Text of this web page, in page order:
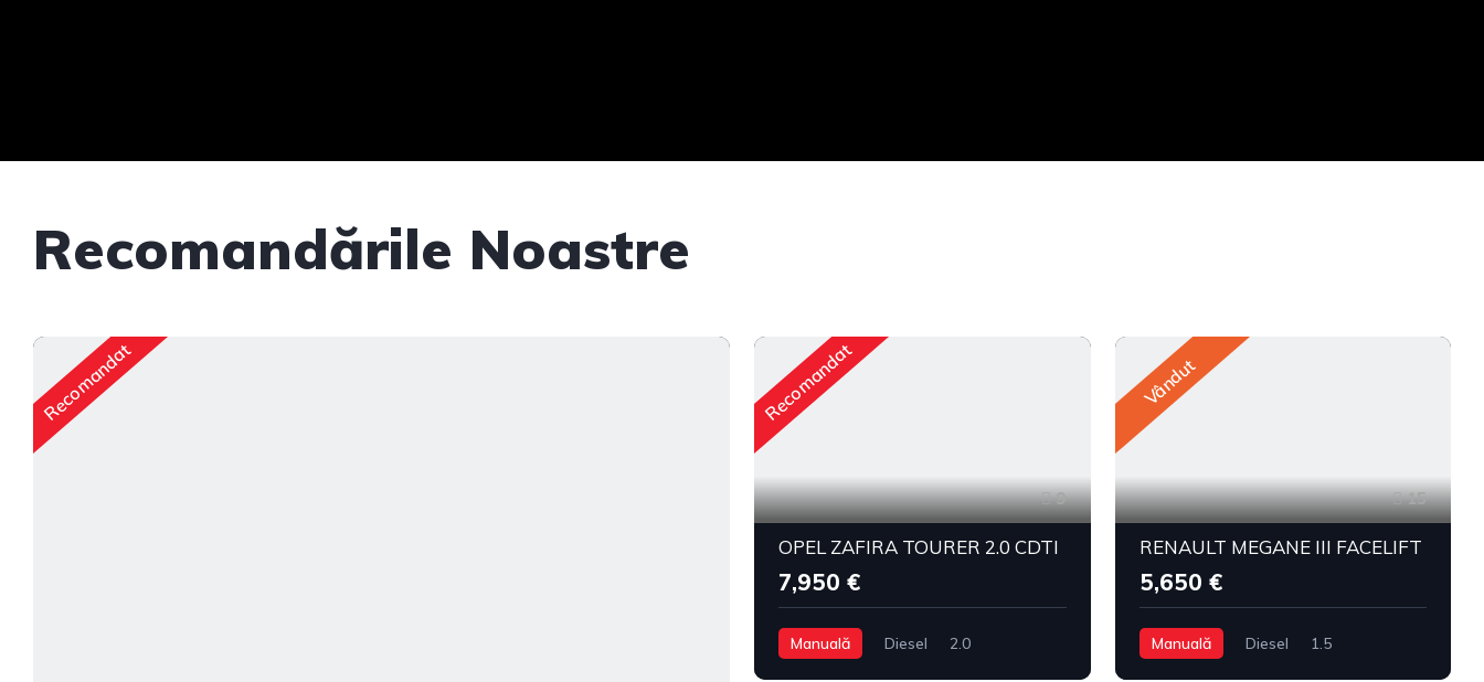
Recomandările Noastre
Recomandat Recomandat
9
OPEL ZAFIRA TOURER 2.0 CDTI
7,950 €
Manuală Diesel 2.0
Vândut
15
RENAULT MEGANE III FACELIFT
5,650 €
Manuală Diesel 1.5